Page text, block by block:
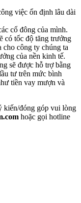
việc ổn định lâu dài
cổ đông của mình.
có tốc độ tăng trưởng
cho công ty chúng ta
của nền kinh tế.
sẽ được hỗ trợ bằng
tư trên mức bình
tiền vay mượn và
kiến/đóng góp vui lòng
hoặc gọi hotline